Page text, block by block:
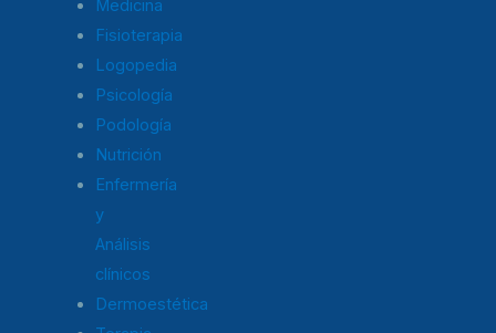
Medicina
Fisioterapia
Logopedia
Psicología
Podología
Nutrición
Enfermería
y
Análisis
clínicos
Dermoestética
m